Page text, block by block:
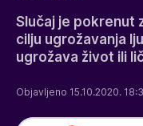
Slučaj je pokrenut
cilju ugrožavanja
ugrožava život ili
Objavljeno 15.10.2020.